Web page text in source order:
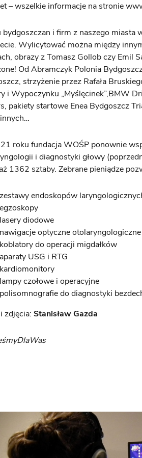
– wszelkie informacje na stronie
i firm z naszego miasta
Wylicytować można między
obrazy z Tomasz Gollob czy Emil
Od Abramczyk Polonia
strzyżenie przez Rafała
i Wypoczynku „Myślęcinek”,BMW
pakiety startowe Enea Bydgoszcz
roku fundacja WOŚP ponownie
i diagnostyki głowy
1362 sztaby. Zebrane pieniądze
zestawy endoskopów
egzoskopy
lasery diodowe
nawigacje optyczne otolaryngologiczne
koblatory do operacji migdałków
aparaty USG i RTG
kardiomonitory
lampy czołowe i operacyjne
polisomnografie do diagnostyki
zdjęcia: Stanisław Gazda